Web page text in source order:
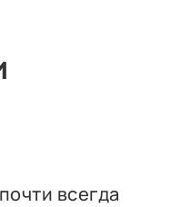
всегда